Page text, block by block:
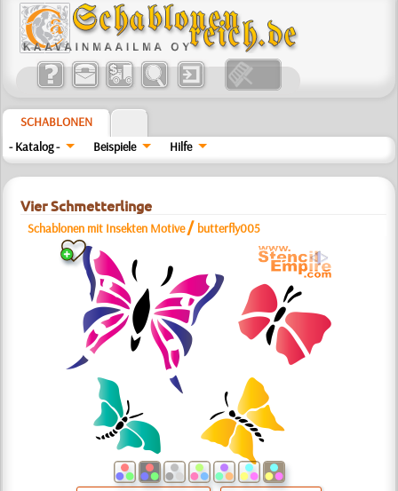
SCHABLONEN
- Katalog -
Beispiele Hilfe
Vier Schmetterlinge
Schablonen mit Insekten Motive / butterfly005
a